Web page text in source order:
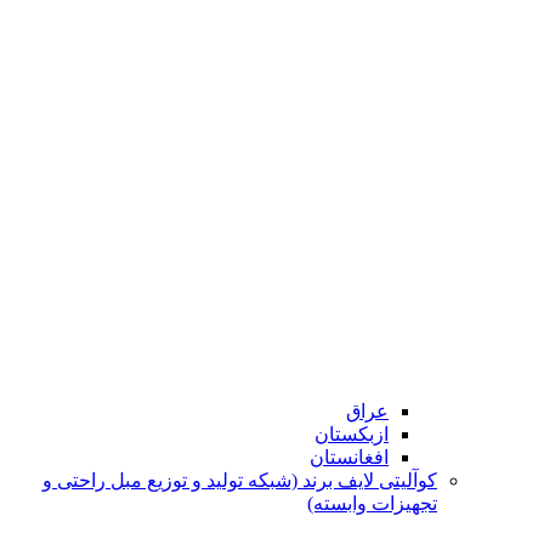
عراق
ازبکستان
افغانستان
کوآلیتی لایف برند (شبکه تولید و توزیع مبل راحتی و
تجهیزات وابسته)